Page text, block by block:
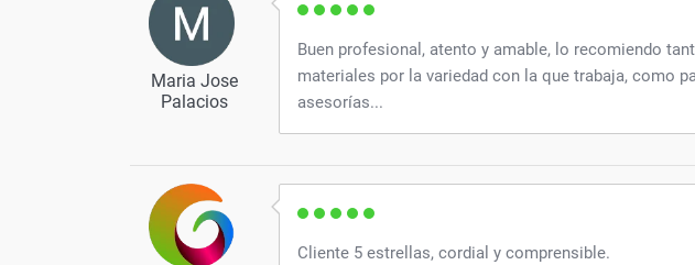
Maria Jose
Palacios
Buen profesional, atento y amable, lo recomiendo
materiales por la variedad con la que trabaja, como
asesorías...
Cliente 5 estrellas, cordial y comprensible.